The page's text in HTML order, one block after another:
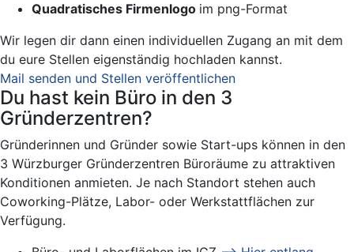
Quadratisches Firmenlogo im png-Format
Wir legen dir dann einen individuellen Zugang an mit dem
du eure Stellen eigenständig hochladen kannst.
Mail senden und Stellen veröffentlichen
Du hast kein Büro in den 3
Gründerzentren?
Gründerinnen und Gründer sowie Start-ups können in den
3 Würzburger Gründerzentren Büroräume zu attraktiven
Konditionen anmieten. Je nach Standort stehen auch
Coworking-Plätze, Labor- oder Werkstattflächen zur
Verfügung.